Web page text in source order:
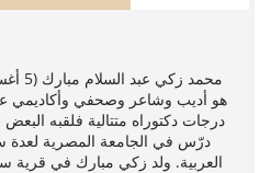
هو أديب وشاعر وصحفي
درجات دكتوراه متتالية فلقبه
درّس في الجامعة المصرية لعدة
العربية. ولد زكي مبارك في قرية